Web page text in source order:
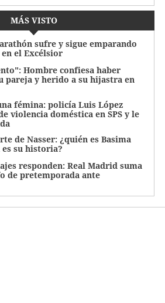
MÁS VISTO
sufre y sigue emparando
el Excélsior
Hombre confiesa haber
pareja y herido a su hijastra en
fémina: policía Luis López
violencia doméstica en SPS y le
de Nasser: ¿quién es Basima
su historia?
responden: Real Madrid suma
de pretemporada ante